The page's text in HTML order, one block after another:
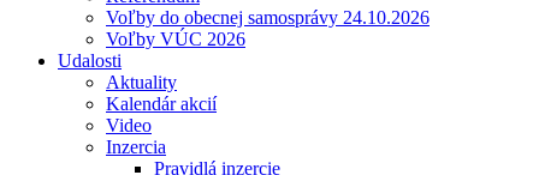
Voľby do obecnej samosprávy 24.10.2026
Voľby VÚC 2026
Udalosti
Aktuality
Kalendár akcií
Video
Inzercia
Pravidlá inzercie